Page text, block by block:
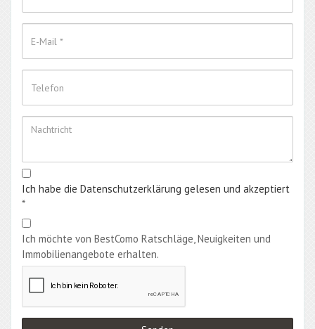
Ich habe die Datenschutzerklärung gelesen und akzeptiert
*
Ich möchte von BestComo Ratschläge, Neuigkeiten und
Immobilienangebote erhalten.